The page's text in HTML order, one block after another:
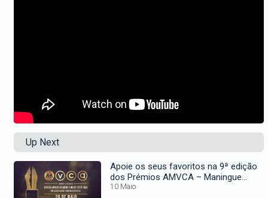
Up Next
Apoie os seus favoritos na 9ª edição
dos Prémios AMVCA – Maningue
Magic
10 Maio